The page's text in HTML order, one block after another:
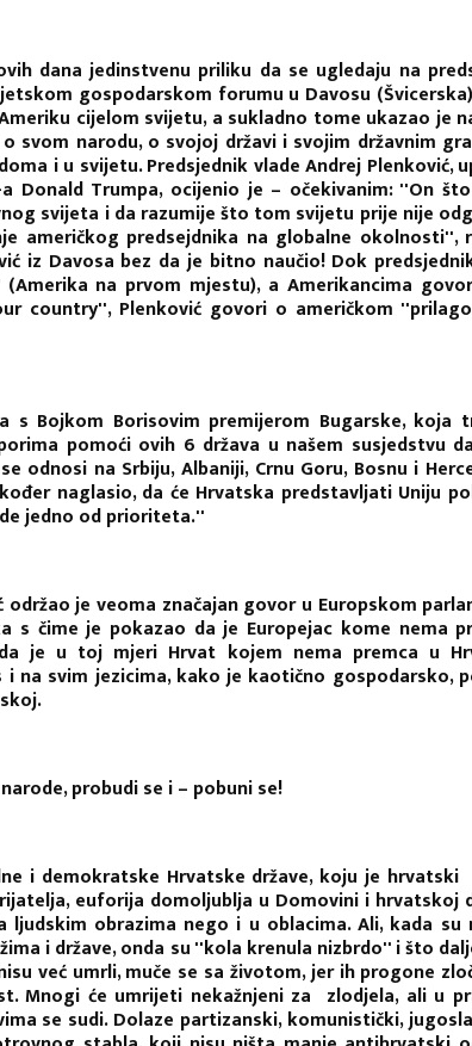
dana jedinstvenu priliku da se ugledaju na
gospodarskom forumu u Davosu
cijelom svijetu, a sukladno tome ukazao je
svom narodu, o svojoj državi i svojim državnim
i u svijetu. Predsjednik vlade Andrej Plenković,
Donald Trumpa, ocijenio je – očekivanim: ''On
svijeta i da razumije što tom svijetu prije nije
američkog predsejdnika na globalne okolnosti'',
iz Davosa bez da je bitno naučio! Dok
na prvom mjestu), a Amerikancima
country'', Plenković govori o američkom
s Bojkom Borisovim premijerom Bugarske, koja
pomoći ovih 6 država u našem susjedstvu
odnosi na Srbiju, Albaniji, Crnu Goru, Bosnu i
naglasio, da će Hrvatska predstavljati Uniju
jedno od prioriteta.''
održao je veoma značajan govor u Europskom
s čime je pokazao da je Europejac kome nema
je u toj mjeri Hrvat kojem nema premca u
i na svim jezicima, kako je kaotično gospodarsko,
probudi se i – pobuni se!
i demokratske Hrvatske države, koju je hrvatski
euforija domoljublja u Domovini i hrvatskoj
obrazima nego i u oblacima. Ali, kada su
i države, onda su ''kola krenula nizbrdo'' i što
već umrli, muče se sa životom, jer ih progone
Mnogi će umrijeti nekažnjeni za zlodjela, ali u
se sudi. Dolaze partizanski, komunistički,